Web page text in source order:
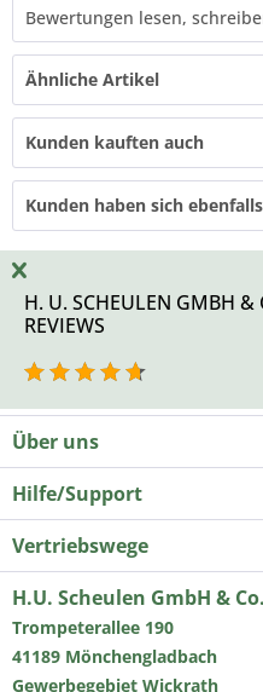
Bewertungen lesen,
Ähnliche Artikel
Kunden kauften auch
Kunden haben sich
H. U. SCHEULEN GMBH &
REVIEWS
Über uns
Hilfe/Support
Vertriebswege
H.U. Scheulen GmbH &
Trompeterallee 190
41189 Mönchengladbach
Gewerbegebiet Wickrath